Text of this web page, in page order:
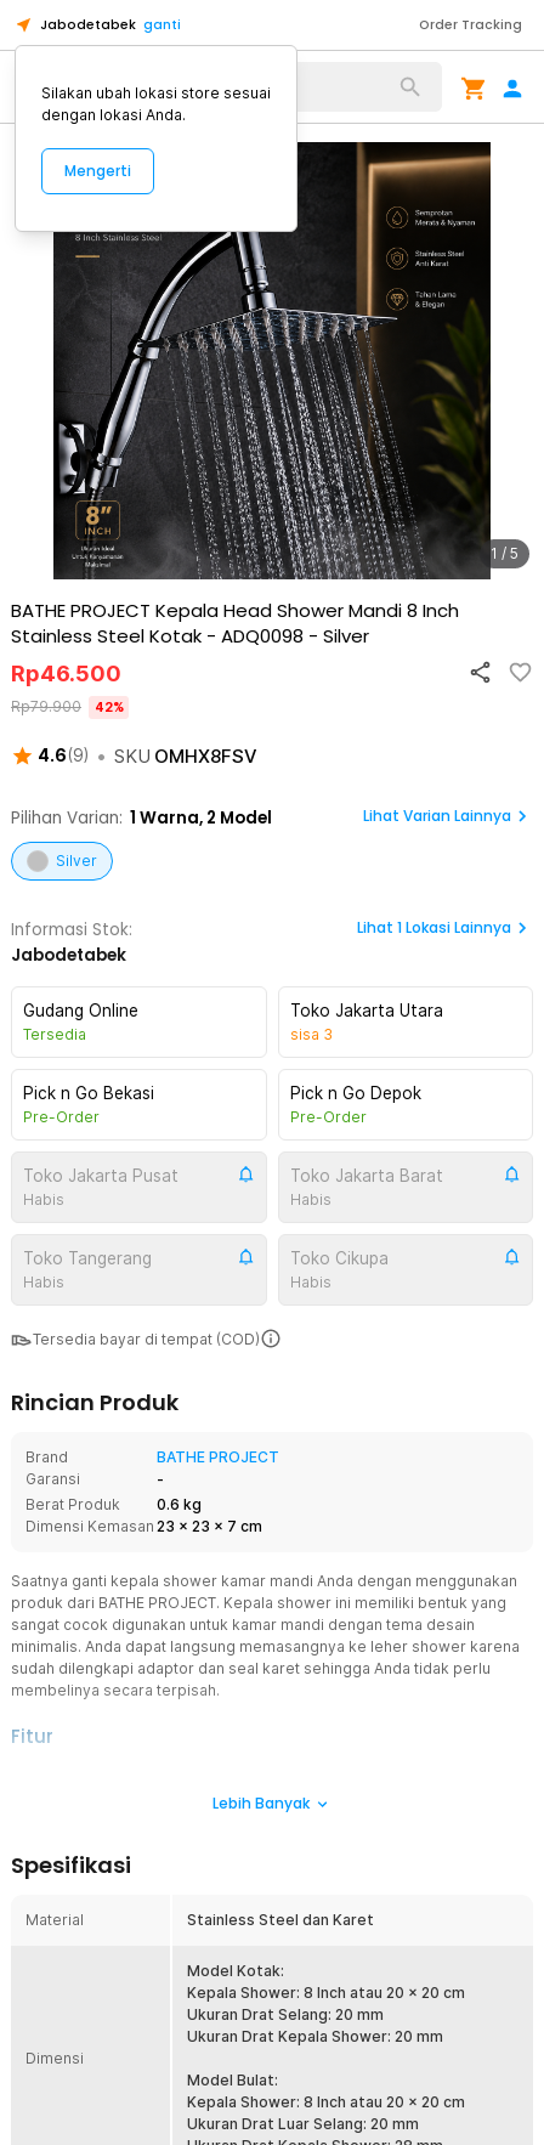
Jabodetabek ganti Order Tracking
Alat Kopi
1 / 5
BATHE PROJECT Kepala Head Shower Mandi 8 Inch
Stainless Steel Kotak - ADQ0098 - Silver
4.6(9) • SKU OMHX8FSV
Rp46.500
Rp79.900 42%
Pilihan Varian: 1 Warna, 2 Model Lihat Varian Lainnya
Silver
Informasi Stok:
Jabodetabek
Lihat 1Lokasi Lainnya
Gudang Online
Tersedia
Toko Jakarta Utara
sisa 3
Pick n Go Bekasi
Pre-Order
Pick n Go Depok
Pre-Order
Toko Jakarta Pusat
Habis
Toko Jakarta Barat
Habis
Toko Tangerang
Habis
Toko Cikupa
Habis
Tersedia bayar di tempat (COD)
Rincian Produk
Brand
BATHE PROJECT
Garansi
-
Berat Produk
0.6 kg
Dimensi Kemasan 23 x 23 x 7 cm
Saatnya ganti kepala shower kamar mandi Anda dengan menggunakan
produk dari BATHE PROJECT. Kepala shower ini memiliki bentuk yang
sangat cocok digunakan untuk kamar mandi dengan tema desain
minimalis. Anda dapat langsung memasangnya ke leher shower karena
sudah dilengkapi adaptor dan seal karet sehingga Anda tidak perlu
membelinya secara terpisah.
Fitur
Kepala shower didesain minimalis karena mengutamakan fungsi.
Material Berkualitas
sehingga lebih awet dan tahan lama. Anda tidak perlu khawatir
Anda dapat menggunakan berbagai macam selang shower dengan
ukuran drat sebesar 20 mm. Ukuran ini merupakan standar umum
sehingga Anda bisa menggunakan selang yang cocok dengan
kebutuhan Anda. Selain itu, kepala shower juga cocok digantung
pada bracket shower seperti model FTH101.
Lebih Banyak
Spesifikasi
Material Stainless Steel dan Karet
Dimensi
Model Kotak:
Kepala Shower: 8 Inch atau 20 x 20 cm
Ukuran Drat Selang: 20 mm
Ukuran Drat Kepala Shower: 20 mm
Model Bulat:
Kepala Shower: 8 Inch atau 20 x 20 cm
Ukuran Drat Luar Selang: 20 mm
Silakan ubah lokasi store sesuai
dengan lokasi Anda.
Mengerti